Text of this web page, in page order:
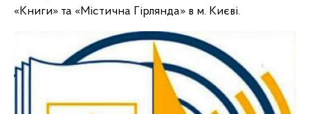
«Книги» та «Містична Гірлянда» в м. Києві.